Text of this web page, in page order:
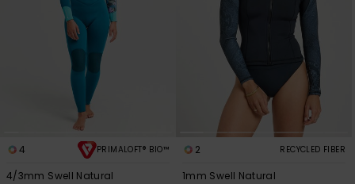
4 PRIMALOFT® BIO™
4/3mm Swell Natural
2 RECYCLED FIBER
1mm Swell Natural